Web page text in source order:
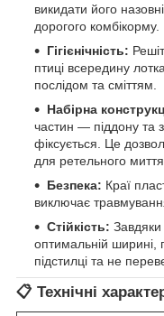
викидати його
дорогого комбікорму.
Гігієнічність:
птиці всередину
послідом та сміттям.
Набірна
частин — піддону та
фіксується. Це
для ретельного миття.
Безпека: Краї
виключає
Стійкість:
оптимальній ширині,
підстилці та не
📋 Технічні